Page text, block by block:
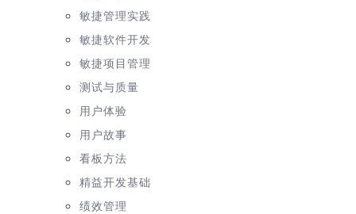
敏捷管理实践
敏捷软件开发
敏捷项目管理
测试与质量
用户体验
用户故事
看板方法
精益开发基础
绩效管理